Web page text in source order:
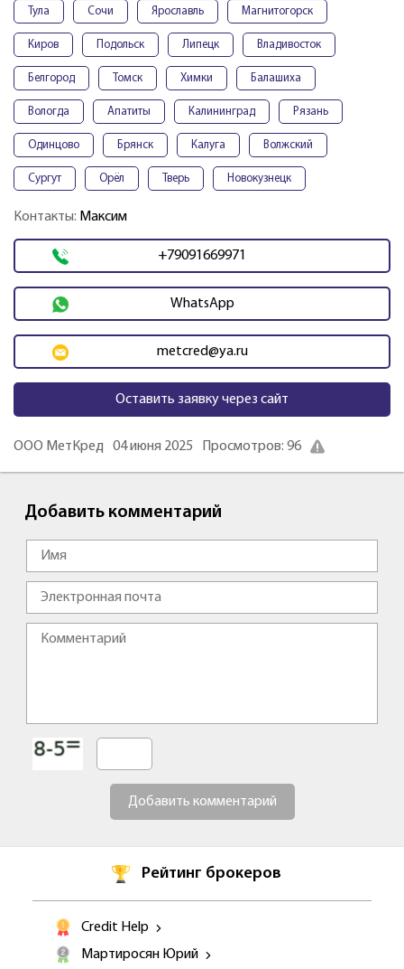
Тула Сочи Ярославль Магнитогорск
Киров Подольск Липецк Владивосток
Белгород Томск Химки Балашиха
Вологда Апатиты Калининград Рязань
Одинцово Брянск Калуга Волжский
Сургут Орёл Тверь Новокузнецк
Контакты: Максим
+79091669971
WhatsApp
metcred@ya.ru
Оставить заявку через сайт
ООО МетКред 04 июня 2025 Просмотров: 96
Добавить комментарий
Добавить комментарий
Рейтинг брокеров
Credit Help
Мартиросян Юрий